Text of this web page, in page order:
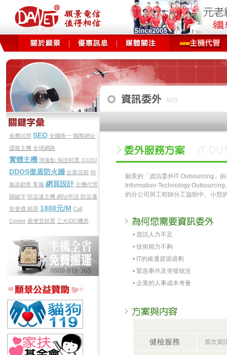
免費試用 SEO 全國唯一 國際網址
虛擬主機 全球網路
實體主機 測速點 保證頻寬 1U/2U
DDOS傲盾防火牆 企業信箱 伺
服器銷售 客服 網頁設計 主機代管
關鍵字 防盜連主機 網址申請 防盜連
批發價 願景 1888元/M Call
Center 最便宜頻寬 三大IDC機房
願景的「資訊委外IT Outsourcing」
Information-Technology
的分公司與工程師分工協助中、小型
• 資訊人力不足
• 技術能力不夠
• IT的維運資源過剩
• 緊急事件及突發狀況
• 企業的人事成本考量
健檢服務 首次資